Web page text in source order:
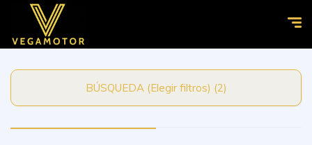
BÚSQUEDA (Elegir filtros) (2)